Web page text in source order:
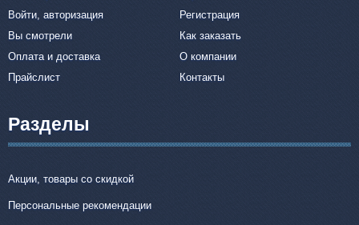
Войти, авторизация
Регистрация
Вы смотрели
Как заказать
Оплата и доставка
О компании
Прайслист
Контакты
Разделы
Акции, товары со скидкой
Персональные рекомендации